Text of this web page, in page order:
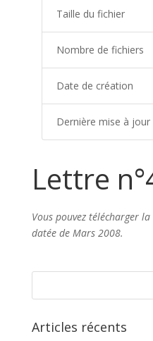
Taille du fichier
Nombre de fichiers
Date de création
Dernière mise à jour
Lettre
Vous pouvez télécharger
datée de Mars 2008.
Articles récents